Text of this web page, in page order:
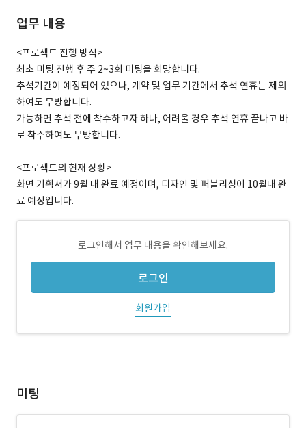
업무 내용
<프로젝트 진행 방식>
최초 미팅 진행 후 주 2~3회 미팅을 희망합니다.
추석기간이 예정되어 있으나, 계약 및 업무 기간에서 추석 연휴는 제외
하여도 무방합니다.
가능하면 추석 전에 착수하고자 하나, 어려울 경우 추석 연휴 끝나고 바
로 착수하여도 무방합니다.
<프로젝트의 현재 상황>
화면 기획서가 9월 내 완료 예정이며, 디자인 및 퍼블리싱이 10월내 완
료 예정입니다.
로그인해서 업무 내용을 확인해보세요.
로그인
회원가입
미팅